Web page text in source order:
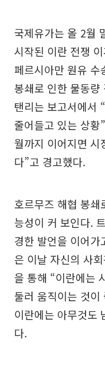
국제유가는 올 2월
시작된 이란 전쟁
페르시아만 원유 수
봉쇄로 인한 물동
탠리는 보고서에서
줄어들고 있는 상
월까지 이어지면 시
다”고 경고했다.
호르무즈 해협 봉
능성이 커 보인다.
경한 발언을 이어가
은 이날 자신의 사
을 통해 “이란에는
둘러 움직이는 것이
이란에는 아무것도
다.